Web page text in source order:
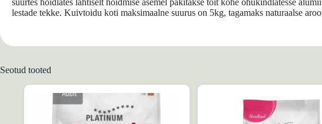
suurtes hoidlates lahtiselt hoidmise asemel pakitakse toit kohe õhukindlatesse
lestade tekke. Kuivtoidu koti maksimaalne suurus on 5kg, tagamaks naturaalse
Seotud tooted